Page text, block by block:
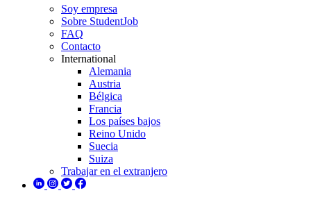
Soy empresa
Sobre StudentJob
FAQ
Contacto
International
Alemania
Austria
Bélgica
Francia
Los países bajos
Reino Unido
Suecia
Suiza
Trabajar en el extranjero